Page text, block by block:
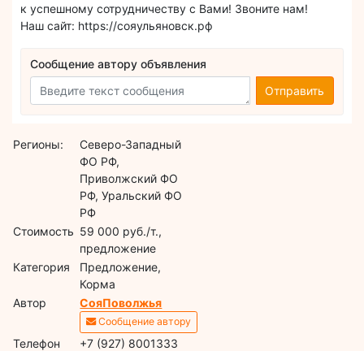
к успешному сотрудничеству с Вами! Звоните нам!
Наш сайт: https://сояульяновск.рф
Сообщение автору объявления
Отправить
Регионы:
Северо-Западный
ФО РФ,
Приволжский ФО
РФ, Уральский ФО
РФ
Стоимость 59 000 руб./т.,
предложение
Категория
Предложение,
Корма
Автор
СояПоволжья
Сообщение автору
Телефон
+7 (927) 8001333